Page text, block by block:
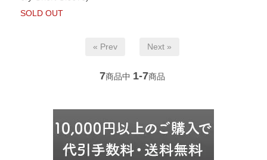
SOLD OUT
« Prev Next »
7商品中 1-7商品